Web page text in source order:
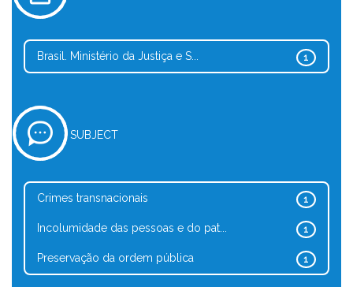
1
Brasil. Ministério da Justiça e S...
SUBJECT
1
Crimes transnacionais
1
Incolumidade das pessoas e do pat...
1
Preservação da ordem pública